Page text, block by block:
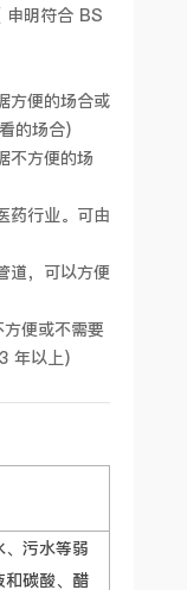
明符合 BS
方便的场合或
的场合)
不方便的场
药行业。可由
道，可以方便
便或不需要
年以上)
污水等弱
和碳酸、醋